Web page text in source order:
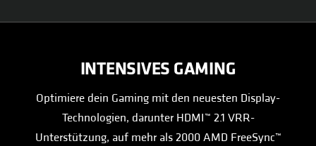
INTENSIVES GAMING
Optimiere dein Gaming mit den neuesten Display-
Technologien, darunter HDMI™ 2.1 VRR-
Unterstützung, auf mehr als 2000 AMD FreeSync™